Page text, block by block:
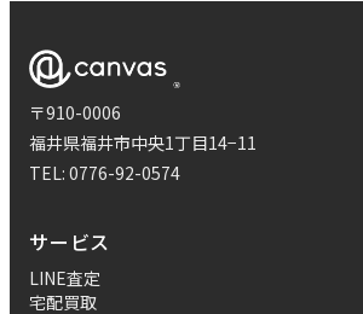
〒910-0006
福井県福井市中央1丁目14−11
TEL: 0776-92-0574
サービス
LINE査定
宅配買取